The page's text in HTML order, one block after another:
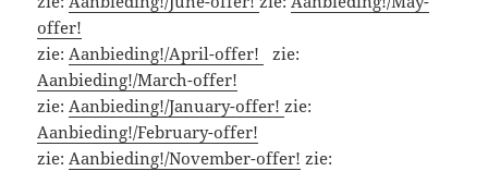
offer!
zie:Aanbieding!/April-offer!
zie:
Aanbieding!/March-offer!
zie:Aanbieding!/January-offer!zie:
Aanbieding!/February-offer!
zie:Aanbieding!/November-offer! zie: